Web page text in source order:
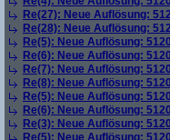
Re(27): Neue Auflösung:
Re(28): Neue Auflösung:
Re(5): Neue Auflösung:
Re(6): Neue Auflösung:
Re(7): Neue Auflösung:
Re(8): Neue Auflösung:
Re(5): Neue Auflösung:
Re(6): Neue Auflösung:
Re(3): Neue Auflösung:
Re(5): Neue Auflösung: